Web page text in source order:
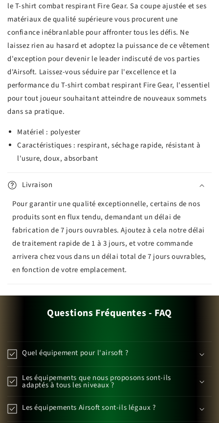
le T-shirt combat respirant Fire Gear. Sa coupe ajustée et ses
matériaux de qualité supérieure vous procurent une
confiance inébranlable pour affronter tous les défis. Ne
laissez rien au hasard et adoptez la puissance de ce vêtement
d'exception pour devenir le leader indiscuté de vos parties
d'Airsoft. Laissez-vous séduire par l'excellence et la
performance du T-shirt combat respirant Fire Gear, l'essentiel
pour tout joueur souhaitant atteindre de nouveaux sommets
dans sa pratique.
Matériel : polyester
Caractéristiques : respirant, séchage rapide, résistant à
l'usure, doux, absorbant
Livraison
Pour garantir une qualité exceptionnelle, certains de nos
produits sont en flux tendu, demandant un délai de
fabrication de 7 jours ouvrables. Ajoutez à cela notre délai
de traitement rapide de 1 à 3 jours, et votre commande
arrivera chez vous dans un délai total de 7 jours ouvrables,
en fonction de votre emplacement.
Questions Fréquentes - FAQ
Quel équipement pour l'airsoft ?
Les équipements que nous proposons sont-ils
adaptés à tous les niveaux ?
Les équipements Airsoft sont-ils légaux ?